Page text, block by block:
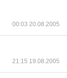
00:03 20.08.2005
21:15 19.08.2005